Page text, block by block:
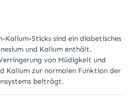
Kalium-Sticks sind ein diabetisches
und Kalium enthält.
von Müdigkeit und
Kalium zur normalen Funktion der
beiträgt.